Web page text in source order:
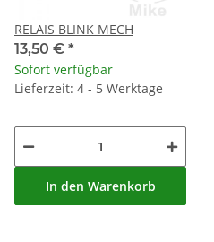
RELAIS BLINK MECH
13,50 € *
Sofort verfügbar
Lieferzeit: 4 - 5 Werktage
In den Warenkorb